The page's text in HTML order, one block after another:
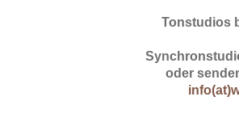
Tonstudios
oder